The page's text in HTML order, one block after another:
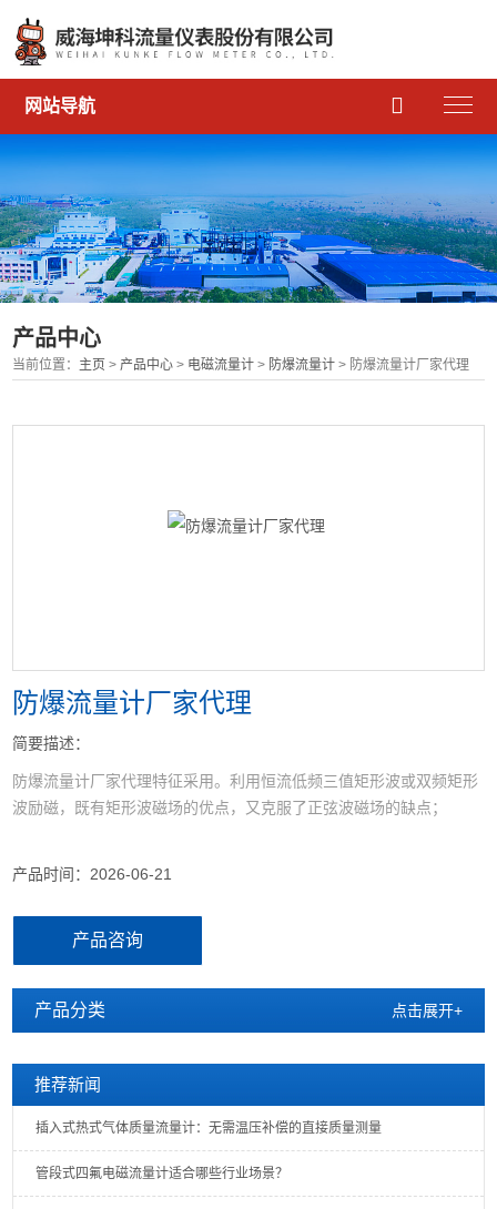
网站导航 
产品中心
当前位置： 主页 > 产品中心 > 电磁流量计 > 防爆流量计 > 防爆流量计厂家代理
防爆流量计厂家代理
简要描述：
防爆流量计厂家代理特征采用。利用恒流低频三值矩形波或双频矩形
波励磁，既有矩形波磁场的优点，又克服了正弦波磁场的缺点；
产品时间：2026-06-21
产品咨询
产品分类 点击展开+
推荐新闻
插入式热式气体质量流量计：无需温压补偿的直接质量测量
管段式四氟电磁流量计适合哪些行业场景？